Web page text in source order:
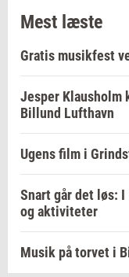
Mest læste
Gratis musikfest
Jesper Klausholm
Billund Lufthavn
Ugens film i
Snart går det løs:
og aktiviteter
Musik på torvet i